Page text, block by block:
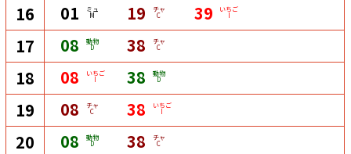
16 01 ミュ
M 19 チャ
C 39 いちご
I
17 08 動物
D 38 チャ
C
18 08 いちご
I 38 動物
D
19 08 チャ
C 38 いちご
I
20 08 動物
D 38 チャ
C